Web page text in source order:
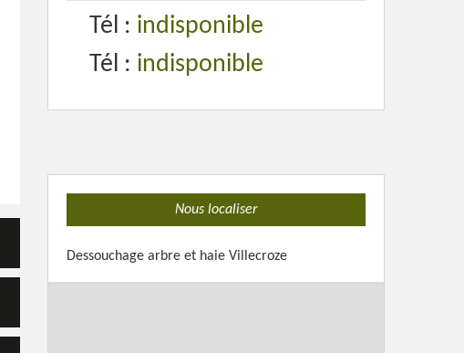
Tél : indisponible
Tél : indisponible
Nous localiser
Dessouchage arbre et haie Villecroze